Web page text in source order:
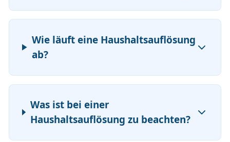
Wie läuft eine Haushaltsauflösung
ab?
Was ist bei einer
Haushaltsauflösung zu beachten?